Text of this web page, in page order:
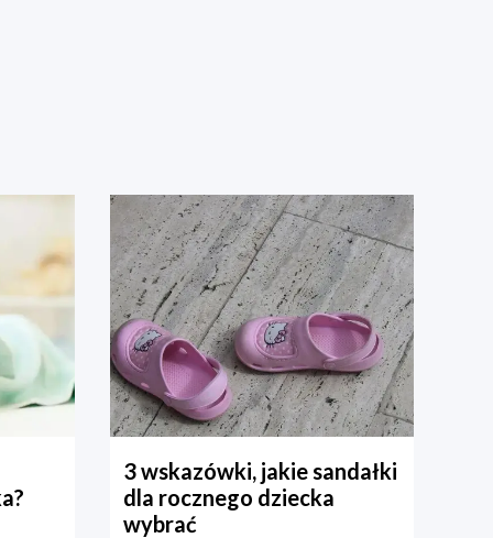
3 wskazówki, jakie sandałki
dla rocznego dziecka
wybrać